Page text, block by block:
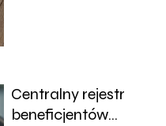
Centralny rejestr
beneficjentów